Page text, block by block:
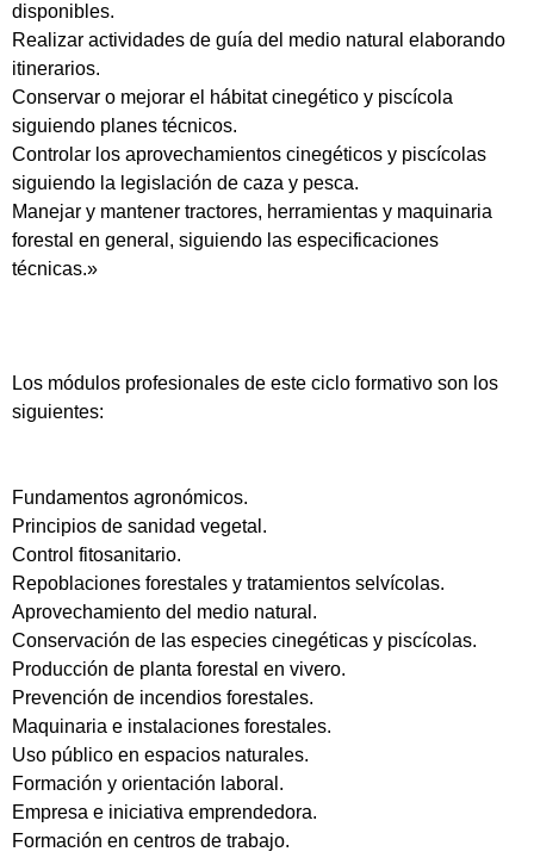
disponibles.
Realizar actividades de guía del medio natural elaborando
itinerarios.
Conservar o mejorar el hábitat cinegético y piscícola
siguiendo planes técnicos.
Controlar los aprovechamientos cinegéticos y piscícolas
siguiendo la legislación de caza y pesca.
Manejar y mantener tractores, herramientas y maquinaria
forestal en general, siguiendo las especificaciones
técnicas.»
Los módulos profesionales de este ciclo formativo son los
siguientes:
Fundamentos agronómicos.
Principios de sanidad vegetal.
Control fitosanitario.
Repoblaciones forestales y tratamientos selvícolas.
Aprovechamiento del medio natural.
Conservación de las especies cinegéticas y piscícolas.
Producción de planta forestal en vivero.
Prevención de incendios forestales.
Maquinaria e instalaciones forestales.
Uso público en espacios naturales.
Formación y orientación laboral.
Empresa e iniciativa emprendedora.
Formación en centros de trabajo.